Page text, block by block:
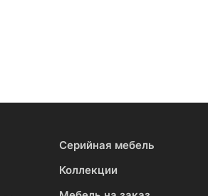
Серийная мебель
Коллекции